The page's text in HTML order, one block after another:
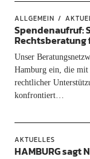
ALLGEMEIN
Spendenaufruf:
Rechtsberatung
Unser
Hamburg ein, die
rechtlicher
konfrontiert…
AKTUELLES
HAMBURG sagt